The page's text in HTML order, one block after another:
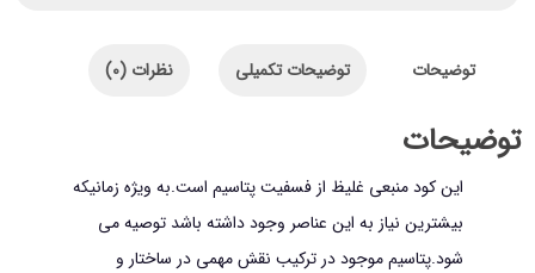
توضیحات توضیحات تکمیلی نظرات (0)
توضیحات
این کود منبعی غلیظ از فسفیت پتاسیم است.به ویژه زمانیکه
بیشترین نیاز به این عناصر وجود داشته باشد توصیه می
شود.پتاسیم موجود در ترکیب نقش مهمی در ساختار و